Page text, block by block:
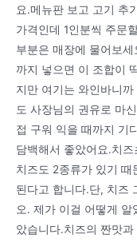
요.메뉴판 보고 고기 추
가격인데 1인분씩 주문
부분은 매장에 물어보
까지 넣으면 이 조합이
지만 여기는 와인바니
도 사장님의 권유로 마
접 구워 익을 때까지 기
담백해서 좋았어요.치
치즈도 2종류가 있기 때
된다고 합니다.단, 치즈
오. 제가 이걸 어떻게
았습니다.치즈의 짠맛